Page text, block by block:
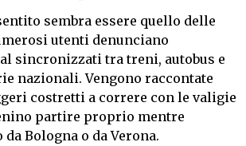
sembra essere quello delle
utenti denunciano
sincronizzati tra treni, autobus e
nazionali. Vengono raccontate
costretti a correre con le valigie
partire proprio mentre
Bologna o da Verona.